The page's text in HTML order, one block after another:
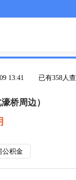
13:41 已有358人
桥周边）
公积金